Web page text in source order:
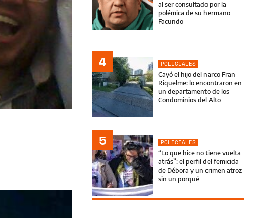
al ser consultado por la
polémica de su hermano
Facundo
4
POLICIALES
Cayó el hijo del narco Fran
Riquelme: lo encontraron en
un departamento de los
Condominios del Alto
5
POLICIALES
“Lo que hice no tiene vuelta
atrás”: el perfil del femicida
de Débora y un crimen atroz
sin un porqué